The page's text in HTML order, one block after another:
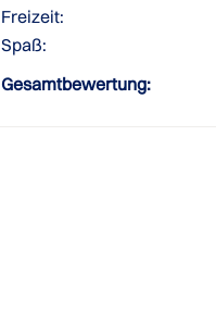
Freizeit:
Spaß:
Gesamtbewertung: